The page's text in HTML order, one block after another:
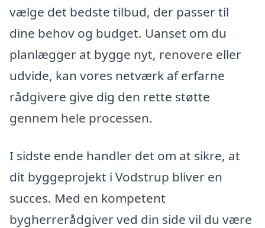
vælge det bedste tilbud, der passer til
dine behov og budget. Uanset om du
planlægger at bygge nyt, renovere eller
udvide, kan vores netværk af erfarne
rådgivere give dig den rette støtte
gennem hele processen.
I sidste ende handler det om at sikre, at
dit byggeprojekt i Vodstrup bliver en
succes. Med en kompetent
bygherrerådgiver ved din side vil du være